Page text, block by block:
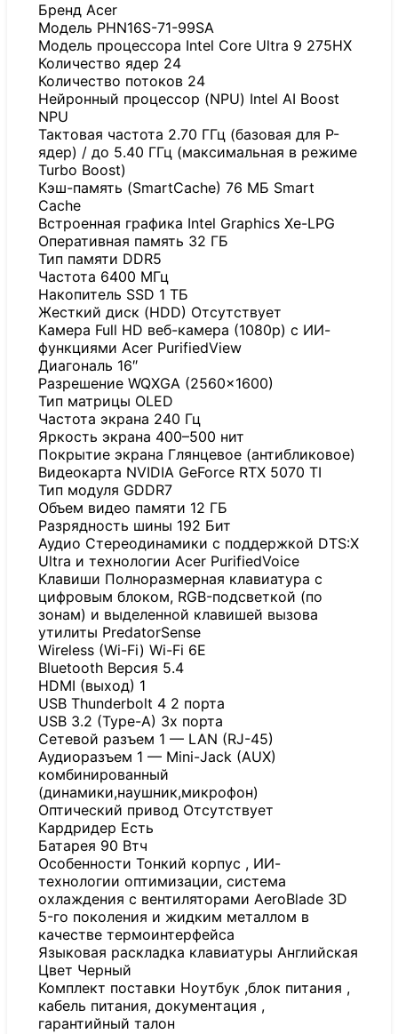
Бренд Acer
Модель PHN16S-71-99SA
Модель процессора Intel Core Ultra 9 275HX
Количество ядер 24
Количество потоков 24
Нейронный процессор (NPU) Intel AI Boost
NPU
Тактовая частота 2.70 ГГц (базовая для P-
ядер) / до 5.40 ГГц (максимальная в режиме
Turbo Boost)
Кэш-память (SmartCache) 76 МБ Smart
Cache
Встроенная графика Intel Graphics Xe-LPG
Оперативная память 32 ГБ
Тип памяти DDR5
Частота 6400 МГц
Накопитель SSD 1 TБ
Жесткий диск (HDD) Отсутствует
Камера Full HD веб-камера (1080p) с ИИ-
функциями Acer PurifiedView
Диагональ 16″
Разрешение WQXGA (2560×1600)
Тип матрицы OLED
Частота экрана 240 Гц
Яркость экрана 400–500 нит
Покрытие экрана Глянцевое (антибликовое)
Видеокарта NVIDIA GeForce RTX 5070 TI
Тип модуля GDDR7
Объем видео памяти 12 ГБ
Разрядность шины 192 Бит
Аудио Стереодинамики с поддержкой DTS:X
Ultra и технологии Acer PurifiedVoice
Клавиши Полноразмерная клавиатура с
цифровым блоком, RGB-подсветкой (по
зонам) и выделенной клавишей вызова
утилиты PredatorSense
Wireless (Wi-Fi) Wi-Fi 6E
Bluetooth Версия 5.4
HDMI (выход) 1
USB Thunderbolt 4 2 порта
USB 3.2 (Type-A) 3x порта
Сетевой разъем 1 — LAN (RJ-45)
Аудиоразъем 1 — Mini-Jack (AUX)
комбинированный
(динамики,наушник,микрофон)
Оптический привод Отсутствует
Кардридер Есть
Батарея 90 Втч
Особенности Тонкий корпус , ИИ-
технологии оптимизации, система
охлаждения с вентиляторами AeroBlade 3D
5-го поколения и жидким металлом в
качестве термоинтерфейса
Языковая раскладка клавиатуры Английская
Цвет Черный
Комплект поставки Ноутбук ,блок питания ,
кабель питания, документация ,
гарантийный талон